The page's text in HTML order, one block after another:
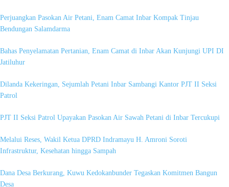
Perjuangkan Pasokan Air Petani, Enam Camat Inbar Kompak Tinjau
Bendungan Salamdarma
Bahas Penyelamatan Pertanian, Enam Camat di Inbar Akan Kunjungi UPI DI
Jatiluhur
Dilanda Kekeringan, Sejumlah Petani Inbar Sambangi Kantor PJT II Seksi
Patrol
PJT II Seksi Patrol Upayakan Pasokan Air Sawah Petani di Inbar Tercukupi
Melalui Reses, Wakil Ketua DPRD Indramayu H. Amroni Soroti
Infrastruktur, Kesehatan hingga Sampah
Dana Desa Berkurang, Kuwu Kedokanbunder Tegaskan Komitmen Bangun
Desa